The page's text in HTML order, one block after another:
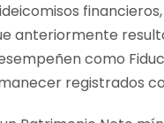
anteriormente
como
registrados